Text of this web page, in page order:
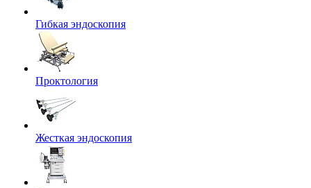
Гибкая эндоскопия
Проктология
Жесткая эндоскопия